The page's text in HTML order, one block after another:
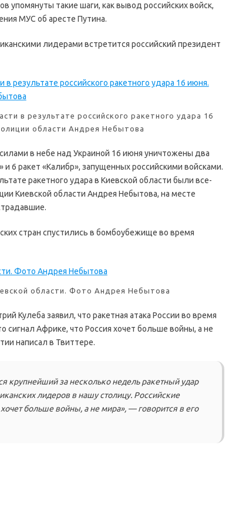
упомянуты такие шаги, как вывод российских войск,
МУС об аресте Путина.
лидерами встретится российский президент
в результате российского ракетного удара 16
области Андрея Небытова
в небе над Украиной 16 июня уничтожены два
6 ракет «Калибр», запущенных российскими войсками.
ракетного удара в Киевской области были все-
Киевской области Андрея Небытова, на месте
стран спустились в бомбоубежище во время
области. Фото Андрея Небытова
Кулеба заявил, что ракетная атака России во время
сигнал Африке, что Россия хочет больше войны, а не
написал в Твиттере.
крупнейший за несколько недель ракетный удар
лидеров в нашу столицу. Российские
больше войны, а не мира», — говорится в его